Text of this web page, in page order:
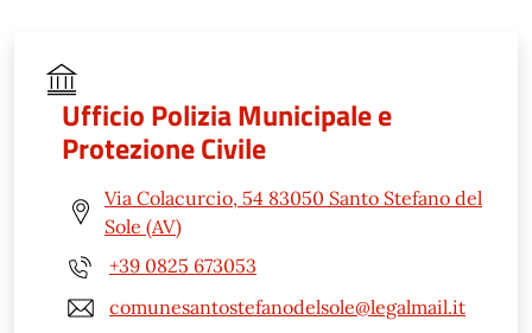
Ufficio Polizia Municipale e
Protezione Civile
Via Colacurcio, 54 83050 Santo Stefano del
Sole (AV)
+39 0825 673053
comunesantostefanodelsole@legalmail.it